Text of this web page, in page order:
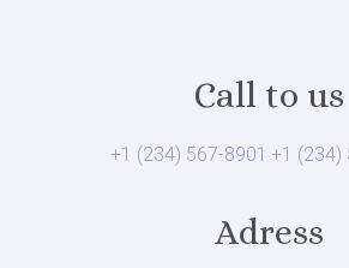
Call to us
+1 (234) 567-8901 +1 (234)
Adress